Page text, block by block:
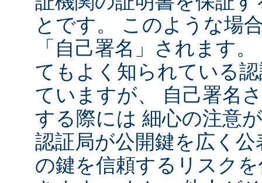
とです。 このような場
「自己署名」されます
てもよく知られている
ていますが、 自己署名
する際には 細心の注意
認証局が公開鍵を広く
の鍵を信頼するリスク